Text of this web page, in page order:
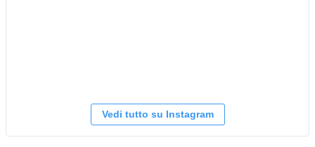
Vedi tutto su Instagram